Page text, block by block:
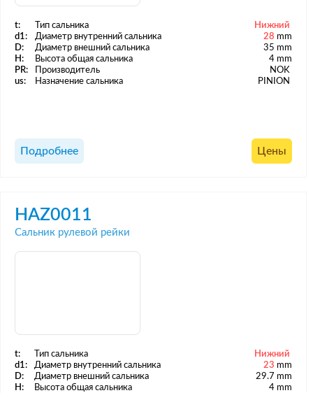
t: Тип сальника
Нижний
d1:
Диаметр внутренний сальника 28 mm
D:
Диаметр внешний сальника
35 mm
H:
Высота общая сальника
4 mm
PR:
Производитель
NOK
us:
Назначение сальника PINION
Подробнее Цены
HAZ0011
Сальник рулевой рейки
t: Тип сальника
Нижний
d1:
Диаметр внутренний сальника 23 mm
D:
Диаметр внешний сальника
29.7 mm
H:
Высота общая сальника
4 mm